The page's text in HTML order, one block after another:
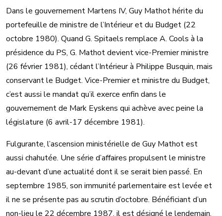
Dans le gouvernement Martens IV, Guy Mathot hérite du
portefeuille de ministre de l’Intérieur et du Budget (22
octobre 1980). Quand G. Spitaels remplace A. Cools à la
présidence du PS, G. Mathot devient vice-Premier ministre
(26 février 1981), cédant l’Intérieur à Philippe Busquin, mais
conservant le Budget. Vice-Premier et ministre du Budget,
c’est aussi le mandat qu’il exerce enfin dans le
gouvernement de Mark Eyskens qui achève avec peine la
législature (6 avril-17 décembre 1981).
Fulgurante, l’ascension ministérielle de Guy Mathot est
aussi chahutée. Une série d’affaires propulsent le ministre
au-devant d’une actualité dont il se serait bien passé. En
septembre 1985, son immunité parlementaire est levée et
il ne se présente pas au scrutin d’octobre. Bénéficiant d’un
non-lieu le 22 décembre 1987, il est désigné le lendemain,